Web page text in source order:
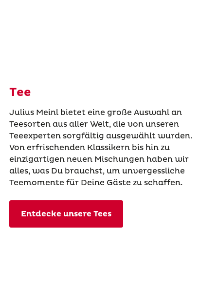
Tee
Julius Meinl bietet eine große Auswahl an
Teesorten aus aller Welt, die von unseren
Teeexperten sorgfältig ausgewählt wurden.
Von erfrischenden Klassikern bis hin zu
einzigartigen neuen Mischungen haben wir
alles, was Du brauchst, um unvergessliche
Teemomente für Deine Gäste zu schaffen.
Entdecke unsere Tees